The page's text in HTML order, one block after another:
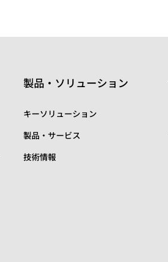
製品・ソリューション
キーソリューション
製品・サービス
技術情報